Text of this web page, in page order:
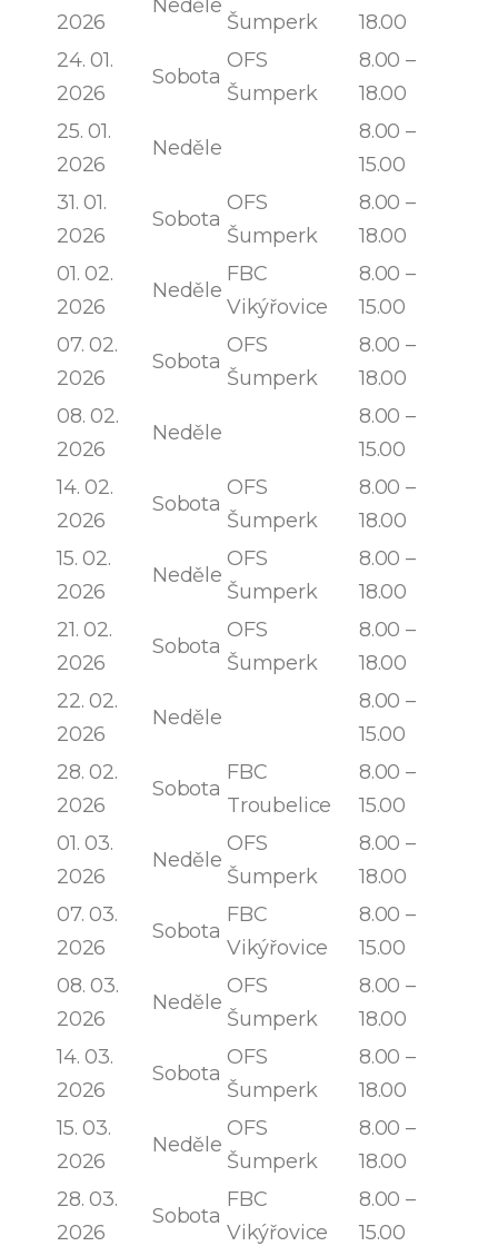
2026
Neděle
Šumperk
18.00
24. 01.
2026
Sobota
OFS
Šumperk
8.00 –
18.00
25. 01.
2026
Neděle
8.00 –
15.00
31. 01.
2026
Sobota
OFS
Šumperk
8.00 –
18.00
01. 02.
2026
Neděle
FBC
Vikýřovice
8.00 –
15.00
07. 02.
2026
Sobota
OFS
Šumperk
8.00 –
18.00
08. 02.
2026
Neděle
8.00 –
15.00
14. 02.
2026
Sobota
OFS
Šumperk
8.00 –
18.00
15. 02.
2026
Neděle
OFS
Šumperk
8.00 –
18.00
21. 02.
2026
Sobota
OFS
Šumperk
8.00 –
18.00
22. 02.
2026
Neděle
8.00 –
15.00
28. 02.
2026
Sobota
FBC
Troubelice
8.00 –
15.00
01. 03.
2026
Neděle
OFS
Šumperk
8.00 –
18.00
07. 03.
2026
Sobota
FBC
Vikýřovice
8.00 –
15.00
08. 03.
2026
Neděle
OFS
Šumperk
8.00 –
18.00
14. 03.
2026
Sobota
OFS
Šumperk
8.00 –
18.00
15. 03.
2026
Neděle
OFS
Šumperk
8.00 –
18.00
28. 03.
2026
Sobota
FBC
Vikýřovice
8.00 –
15.00